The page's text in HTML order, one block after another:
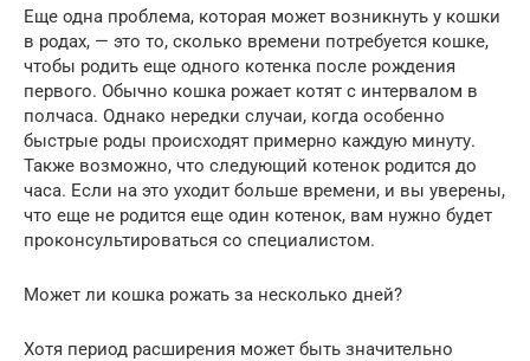
Еще одна проблема, которая может возникнуть у кошки
в родах, — это то, сколько времени потребуется кошке,
чтобы родить еще одного котенка после рождения
первого. Обычно кошка рожает котят с интервалом в
полчаса. Однако нередки случаи, когда особенно
быстрые роды происходят примерно каждую минуту.
Также возможно, что следующий котенок родится до
часа. Если на это уходит больше времени, и вы уверены,
что еще не родится еще один котенок, вам нужно будет
проконсультироваться со специалистом.
Может ли кошка рожать за несколько дней?
Хотя период расширения может быть значительно